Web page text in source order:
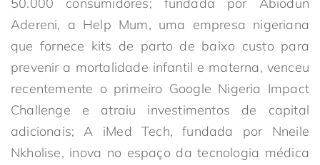
Adereni, a Help Mum, uma empresa nigeriana
que fornece kits de parto de baixo custo para
prevenir a mortalidade infantil e materna, venceu
recentemente o primeiro Google Nigeria Impact
Challenge e atraiu investimentos de capital
adicionais; A iMed Tech, fundada por Nneile
Nkholise, inova no espaço da tecnologia médica